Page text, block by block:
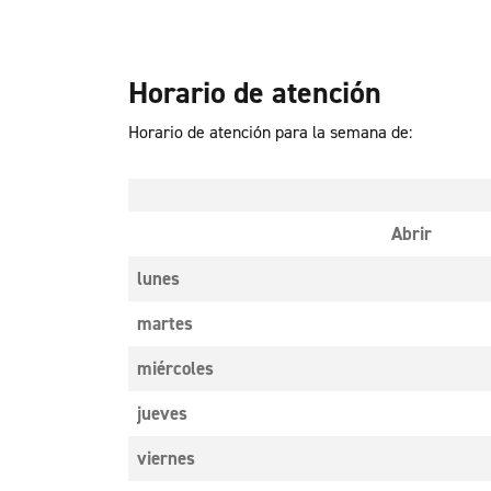
Horario de atención
Horario de atención para la semana de:
Abrir
lunes
martes
miércoles
jueves
viernes